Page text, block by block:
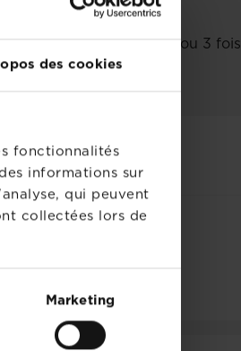
des cookies
fonctionnalités
informations sur
qui peuvent
collectées lors de
Marketing
enrobé Osmocote ou 3 fois